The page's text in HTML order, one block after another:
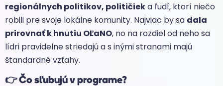
regionálnych politikov, političieka ľudí, ktorí niečo
robili pre svoje lokálne komunity. Najviac by sa dala
prirovnať k hnutiu OĽaNO, no na rozdiel od neho sa
lídri pravidelne striedajú a s inými stranami majú
štandardné vzťahy.
👉Čo sľubujú v programe?